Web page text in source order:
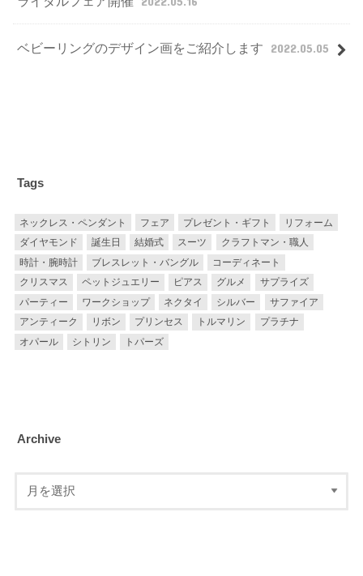
ベビーリングのデザイン画をご紹介します 2022.05.05
Tags
ネックレス・ペンダント フェア プレゼント・ギフト
リフォーム
ダイヤモンド
誕生日 結婚式 スーツ
クラフトマン・職人
時計・腕時計
ブレスレット・バングル
コーディネート
クリスマス
ペットジュエリー ピアス グルメ
サプライズ
パーティー
ワークショップ ネクタイ シルバー
サファイア
アンティーク
リボン プリンセス トルマリン
プラチナ
オパール
シトリン トパーズ
Archive